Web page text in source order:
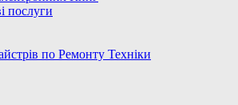
послуги
по Ремонту Техніки